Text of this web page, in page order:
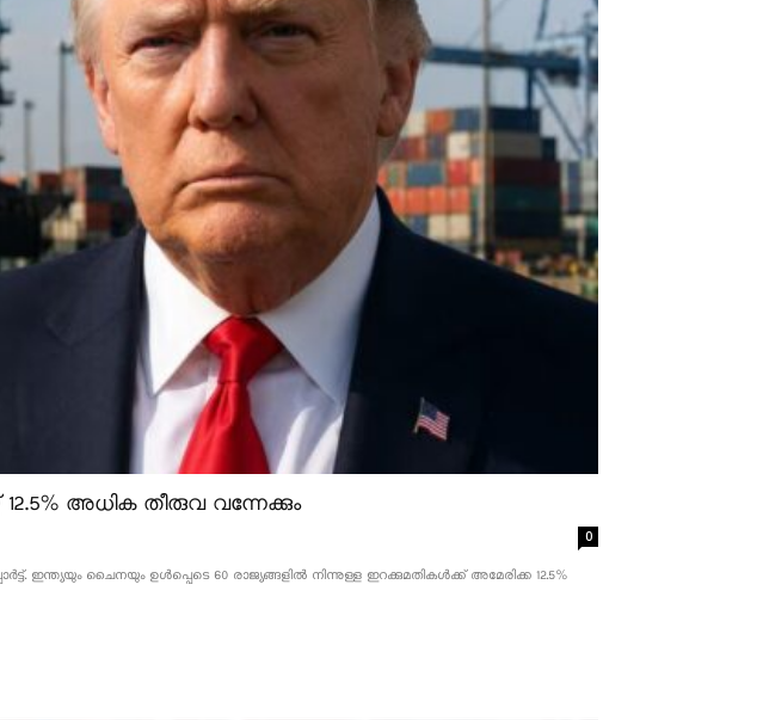
അധിക തീരുവ വന്നേക്കും
0
ഇന്ത്യയും ചൈനയും ഉൾപ്പെടെ 60 രാജ്യങ്ങളിൽ നിന്നുള്ള ഇറക്കുമതികൾക്ക് അമേരിക്ക 12.5%